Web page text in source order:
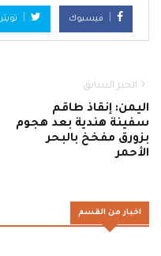
فيسبوك تويتر
الخبر السابق
اليمن: إنقاذ طاقم
سفينة هندية بعد هجوم
بزورق مفخخ بالبحر
الأحمر
اخبار من القسم